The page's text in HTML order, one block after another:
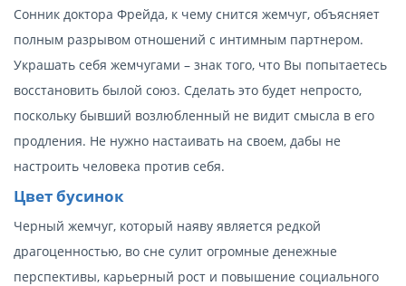
Сонник доктора Фрейда, к чему снится жемчуг, объясняет
полным разрывом отношений с интимным партнером.
Украшать себя жемчугами – знак того, что Вы попытаетесь
восстановить былой союз. Сделать это будет непросто,
поскольку бывший возлюбленный не видит смысла в его
продления. Не нужно настаивать на своем, дабы не
настроить человека против себя.
Цвет бусинок
Черный жемчуг, который наяву является редкой
драгоценностью, во сне сулит огромные денежные
перспективы, карьерный рост и повышение социального